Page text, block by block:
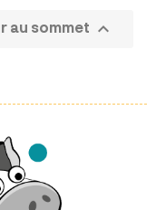
au sommet 